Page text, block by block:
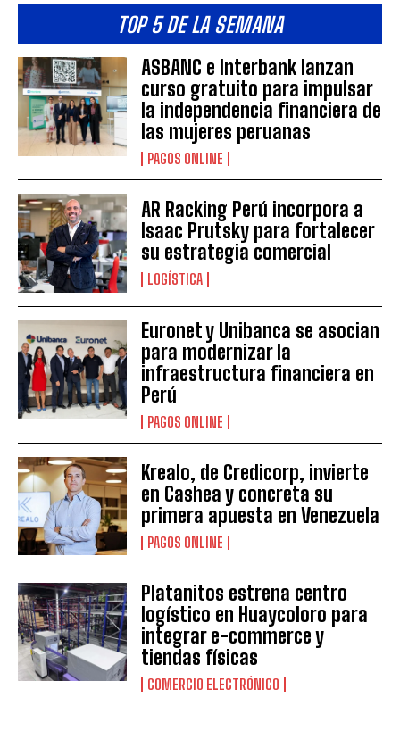
TOP 5 DE LA SEMANA
ASBANC e Interbank lanzan
curso gratuito para impulsar
la independencia financiera de
las mujeres peruanas
PAGOS ONLINE
AR Racking Perú incorpora a
Isaac Prutsky para fortalecer
su estrategia comercial
LOGÍSTICA
Euronet y Unibanca se asocian
para modernizar la
infraestructura financiera en
Perú
PAGOS ONLINE
Krealo, de Credicorp, invierte
en Cashea y concreta su
primera apuesta en Venezuela
PAGOS ONLINE
Platanitos estrena centro
logístico en Huaycoloro para
integrar e-commerce y
tiendas físicas
COMERCIO ELECTRÓNICO